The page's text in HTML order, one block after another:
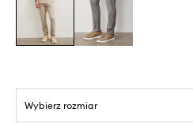
Wybierz rozmiar